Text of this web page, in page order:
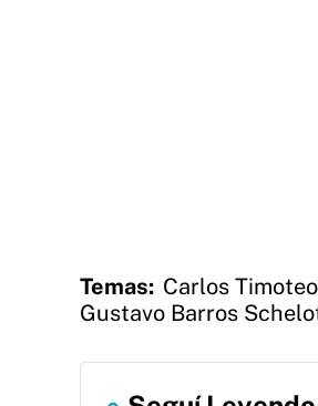
Temas: Carlos
Gustavo Barros